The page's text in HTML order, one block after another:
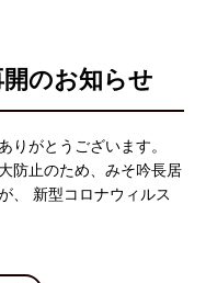
のお知らせ
りがとうございます。
防止のため、みそ吟長居
、 新型コロナウィルス